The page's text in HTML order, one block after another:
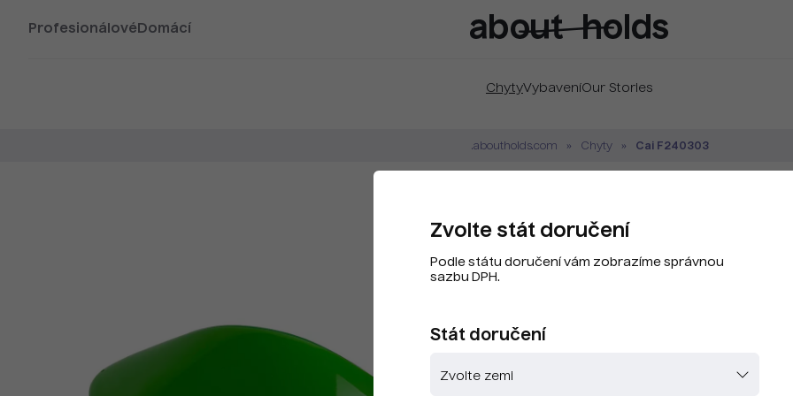
Profesionálové Domácí
ChytyVybaveníOur Stories
.aboutholds.com Chyty Cai F240303
Cai F240303
Kód produktu:
CAY8074-
CAY8074-
Zvolte stát doručení
Podle státu doručení vám zobrazíme správnou
sazbu DPH.
Stát doručení